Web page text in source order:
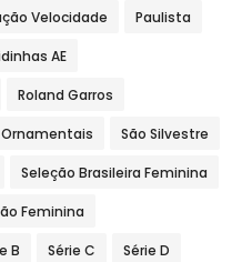
Velocidade Paulista
AE
Roland Garros
São Silvestre
Seleção Brasileira Feminina
Feminina
B Série C Série D